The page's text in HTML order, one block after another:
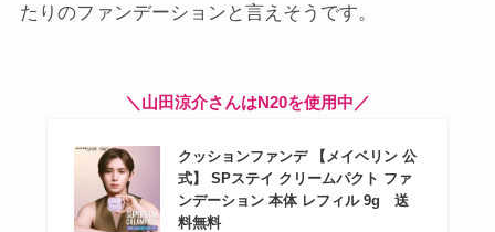
たりのファンデーションと言えそうです。
＼山田涼介さんはN20を使用中／
クッションファンデ 【メイベリン 公
式】 SPステイ クリームパクト ファ
ンデーション 本体 レフィル 9g 送
料無料